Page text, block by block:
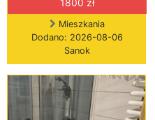
Mieszkania
Dodano: 2026-08-06
Sanok